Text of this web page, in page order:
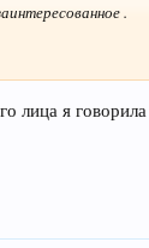
.
лица я